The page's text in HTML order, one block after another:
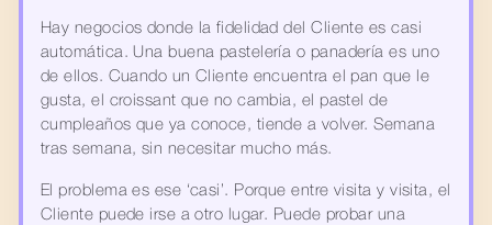
Hay negocios donde la fidelidad del Cliente es casi
automática. Una buena pastelería o panadería es uno
de ellos. Cuando un Cliente encuentra el pan que le
gusta, el croissant que no cambia, el pastel de
cumpleaños que ya conoce, tiende a volver. Semana
tras semana, sin necesitar mucho más.
El problema es ese ‘casi’. Porque entre visita y visita, el
Cliente puede irse a otro lugar. Puede probar una